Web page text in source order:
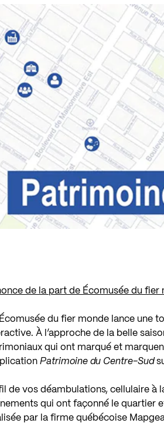
de la part de Écomusée du fier
du fier monde lance une
À l’approche de la belle
qui ont marqué et
Patrimoine du Centre-Sud
de vos déambulations, cellulaire à
qui ont façonné le quartier
par la firme québécoise